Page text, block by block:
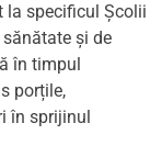
la specificul Școlii
și de
în timpul
porțile,
în sprijinul